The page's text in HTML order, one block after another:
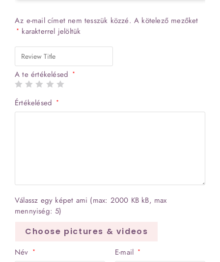
Az e-mail címet nem tesszük közzé. A kötelező mezőket
* karakterrel jelöltük
A te értékelésed *
Értékelésed *
Válassz egy képet ami (max: 2000 KB kB, max
mennyiség: 5)
Choose pictures & videos
Név * E-mail *